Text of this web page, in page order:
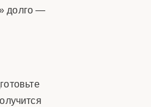
долго —